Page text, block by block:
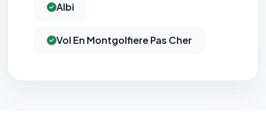
Albi
Vol En Montgolfiere Pas Cher